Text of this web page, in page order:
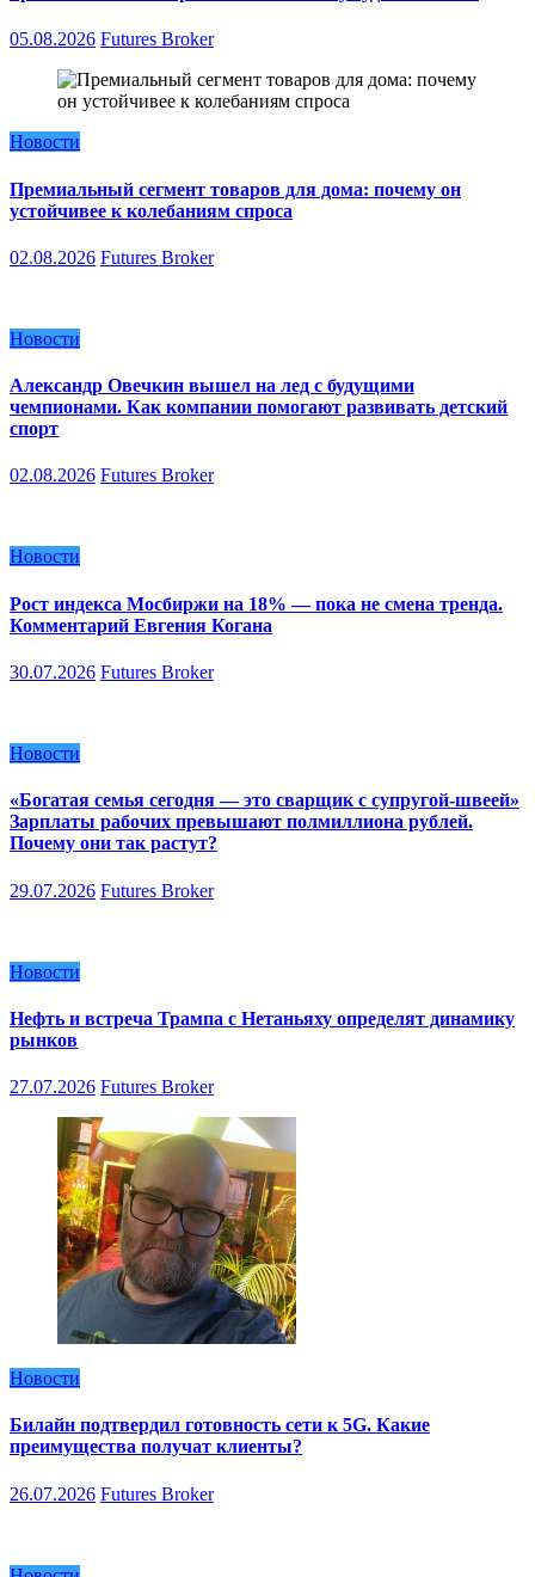
05.08.2026 Futures Broker
Новости
Премиальный сегмент товаров для дома: почему он
устойчивее к колебаниям спроса
02.08.2026 Futures Broker
Новости
Александр Овечкин вышел на лед с будущими
чемпионами. Как компании помогают развивать детский
спорт
02.08.2026 Futures Broker
Новости
Рост индекса Мосбиржи на 18% — пока не смена тренда.
Комментарий Евгения Когана
30.07.2026 Futures Broker
Новости
«Богатая семья сегодня — это сварщик с супругой-швеей»
Зарплаты рабочих превышают полмиллиона рублей.
Почему они так растут?
29.07.2026 Futures Broker
Новости
Нефть и встреча Трампа с Нетаньяху определят динамику
рынков
27.07.2026 Futures Broker
Новости
Билайн подтвердил готовность сети к 5G. Какие
преимущества получат клиенты?
26.07.2026 Futures Broker